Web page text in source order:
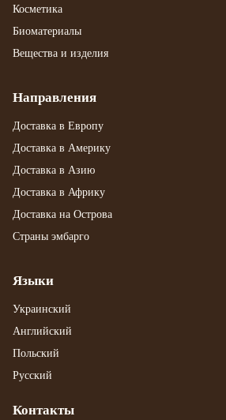
Косметика
Биоматериалы
Вещества и изделия
Направления
Доставка в Европу
Доставка в Америку
Доставка в Азию
Доставка в Африку
Доставка на Острова
Страны эмбарго
Языки
Украинский
Английский
Польский
Русский
Контакты